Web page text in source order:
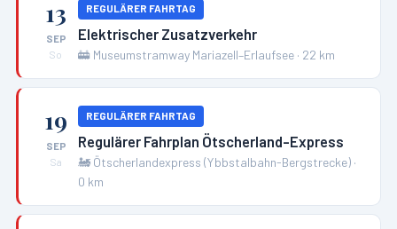
13
SEP
So
REGULÄRER FAHRTAG
Elektrischer Zusatzverkehr
🚋 Museumstramway Mariazell–Erlaufsee · 22 km
19
SEP
Sa
REGULÄRER FAHRTAG
Regulärer Fahrplan Ötscherland-Express
🚂 Ötscherlandexpress (Ybbstalbahn-Bergstrecke) ·
0 km